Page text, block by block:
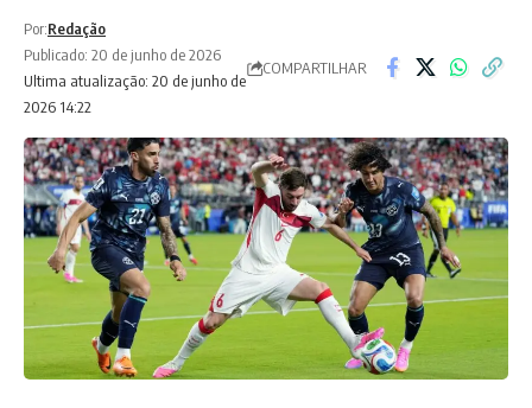
Ultima atualização: 20 de junho de
2026 14:22
Por:Redação
Publicado: 20 de junho de 2026
COMPARTILHAR